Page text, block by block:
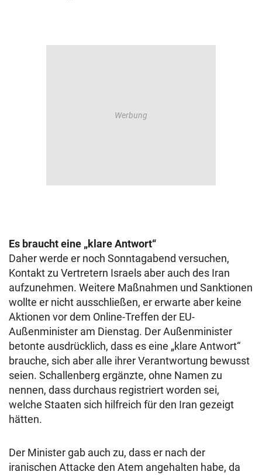
Es braucht eine „klare Antwort“
Daher werde er noch Sonntagabend versuchen,
Kontakt zu Vertretern Israels aber auch des Iran
aufzunehmen. Weitere Maßnahmen und Sanktionen
wollte er nicht ausschließen, er erwarte aber keine
Aktionen vor dem Online-Treffen der EU-
Außenminister am Dienstag. Der Außenminister
betonte ausdrücklich, dass es eine „klare Antwort“
brauche, sich aber alle ihrer Verantwortung bewusst
seien. Schallenberg ergänzte, ohne Namen zu
nennen, dass durchaus registriert worden sei,
welche Staaten sich hilfreich für den Iran gezeigt
hätten.
Der Minister gab auch zu, dass er nach der
iranischen Attacke den Atem angehalten habe, da